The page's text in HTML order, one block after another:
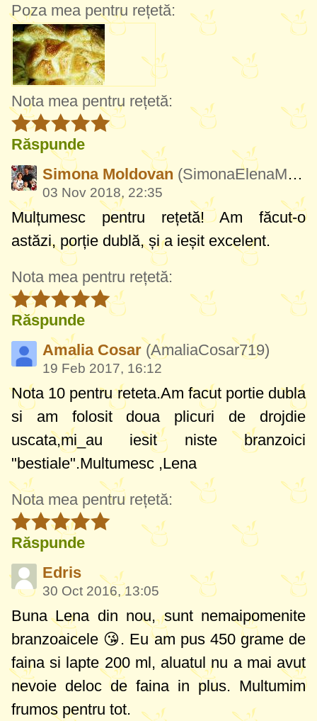
Poza mea pentru rețetă:
Nota mea pentru rețetă:
Răspunde
Simona Moldovan (SimonaElenaMoldovan462)
03 Nov 2018, 22:35
Mulțumesc pentru rețetă! Am făcut-o
astăzi, porție dublă, și a ieșit excelent.
Nota mea pentru rețetă:
Răspunde
Amalia Cosar (AmaliaCosar719)
19 Feb 2017, 16:12
Nota 10 pentru reteta.Am facut portie dubla
si am folosit doua plicuri de drojdie
uscata,mi_au iesit niste branzoici
"bestiale".Multumesc ,Lena
Nota mea pentru rețetă:
Răspunde
Edris
30 Oct 2016, 13:05
Buna Lena din nou, sunt nemaipomenite
branzoaicele 😘. Eu am pus 450 grame de
faina si lapte 200 ml, aluatul nu a mai avut
nevoie deloc de faina in plus. Multumim
frumos pentru tot.